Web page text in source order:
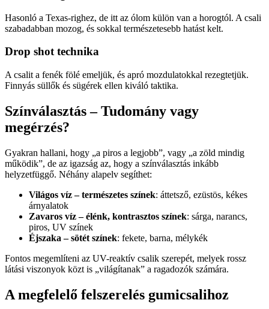
Hasonló a Texas-righez, de itt az ólom külön van a horogtól. A csali
szabadabban mozog, és sokkal természetesebb hatást kelt.
Drop shot technika
A csalit a fenék fölé emeljük, és apró mozdulatokkal rezegtetjük.
Finnyás süllők és sügérek ellen kiváló taktika.
Színválasztás – Tudomány vagy
megérzés?
Gyakran hallani, hogy „a piros a legjobb”, vagy „a zöld mindig
működik”, de az igazság az, hogy a színválasztás inkább
helyzetfüggő. Néhány alapelv segíthet:
Világos víz – természetes színek: áttetsző, ezüstös, kékes
árnyalatok
Zavaros víz – élénk, kontrasztos színek: sárga, narancs,
piros, UV színek
Éjszaka – sötét színek: fekete, barna, mélykék
Fontos megemlíteni az UV-reaktív csalik szerepét, melyek rossz
látási viszonyok közt is „világítanak” a ragadozók számára.
A megfelelő felszerelés gumicsalihoz